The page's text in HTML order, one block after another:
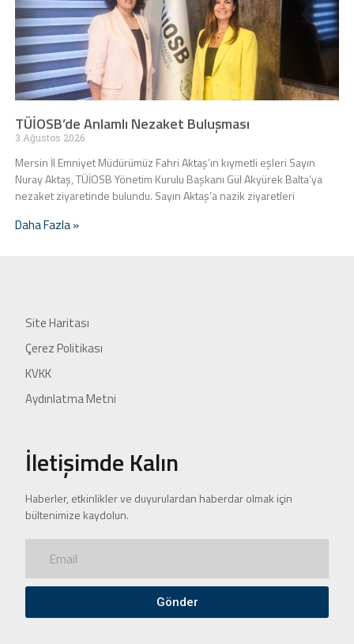
TÜİOSB’de Anlamlı Nezaket Buluşması
3 Ağustos 2026
Mersin İl Emniyet Müdürümüz Fahri Aktaş’ın kıymetli eşleri Sayın
Nuray Aktaş, TÜİOSB Yönetim Kurulu Başkanı Gül Akyürek Balta’ya
nezaket ziyaretinde bulundu. Sayın Aktaş’a nazik ziyaretleri
Daha Fazla »
Site Haritası
Çerez Politikası
KVKK
Aydınlatma Metni
İletişimde Kalın
Haberler, etkinlikler ve duyurulardan haberdar olmak için
bültenimize kaydolun.
Gönder